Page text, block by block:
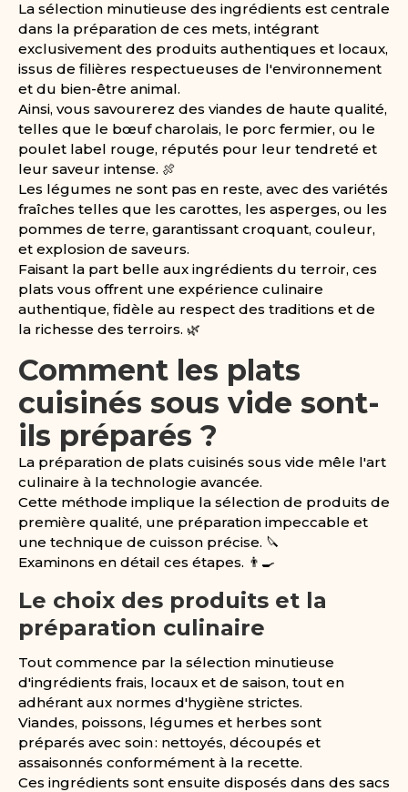
La sélection minutieuse des ingrédients est centrale
dans la préparation de ces mets, intégrant
exclusivement des produits authentiques et locaux,
issus de filières respectueuses de l'environnement
et du bien-être animal.
Ainsi, vous savourerez des viandes de haute qualité,
telles que le bœuf charolais, le porc fermier, ou le
poulet label rouge, réputés pour leur tendreté et
leur saveur intense. 🍖
Les légumes ne sont pas en reste, avec des variétés
fraîches telles que les carottes, les asperges, ou les
pommes de terre, garantissant croquant, couleur,
et explosion de saveurs.
Faisant la part belle aux ingrédients du terroir, ces
plats vous offrent une expérience culinaire
authentique, fidèle au respect des traditions et de
la richesse des terroirs. 🌿
Comment les plats
cuisinés sous vide sont-
ils préparés ?
La préparation de plats cuisinés sous vide mêle l'art
culinaire à la technologie avancée.
Cette méthode implique la sélection de produits de
première qualité, une préparation impeccable et
une technique de cuisson précise. 🔪
Examinons en détail ces étapes. 👨‍🍳
Le choix des produits et la
préparation culinaire
Tout commence par la sélection minutieuse
d'ingrédients frais, locaux et de saison, tout en
adhérant aux normes d'hygiène strictes.
Viandes, poissons, légumes et herbes sont
préparés avec soin : nettoyés, découpés et
assaisonnés conformément à la recette.
Ces ingrédients sont ensuite disposés dans des sacs